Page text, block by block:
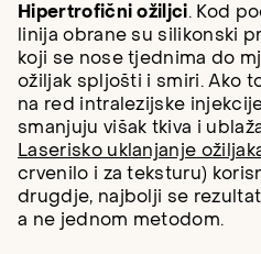
Hipertrofični ožiljci. Kod
linija obrane su silikonski
koji se nose tjednima do
ožiljak spljošti i smiri. Ako
na red intralezijske
smanjuju višak tkiva i
Laserisko uklanjanje
crvenilo i za teksturu)
drugdje, najbolji se
a ne jednom metodom.